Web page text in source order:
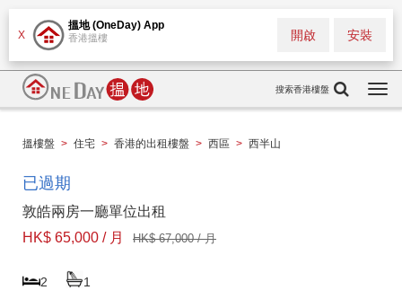
X
搵地 (OneDay) App
香港搵樓 安裝
開啟
搜索香港樓盤
搵樓盤 > 住宅 > 香港的出租樓盤 > 西區 > 西半山
已過期
敦皓兩房一廳單位出租
HK$ 65,000 / 月
HK$ 67,000 / 月
2 1